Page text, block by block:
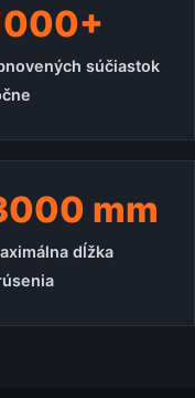
súčiastok
mm
dĺžka